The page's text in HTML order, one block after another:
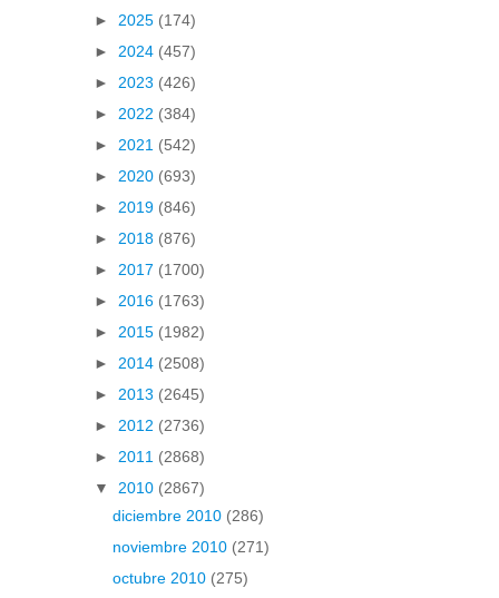
► 2025 (174)
► 2024 (457)
► 2023 (426)
► 2022 (384)
► 2021 (542)
► 2020 (693)
► 2019 (846)
► 2018 (876)
► 2017 (1700)
► 2016 (1763)
► 2015 (1982)
► 2014 (2508)
► 2013 (2645)
► 2012 (2736)
► 2011 (2868)
▼ 2010 (2867)
diciembre 2010 (286)
noviembre 2010 (271)
octubre 2010 (275)